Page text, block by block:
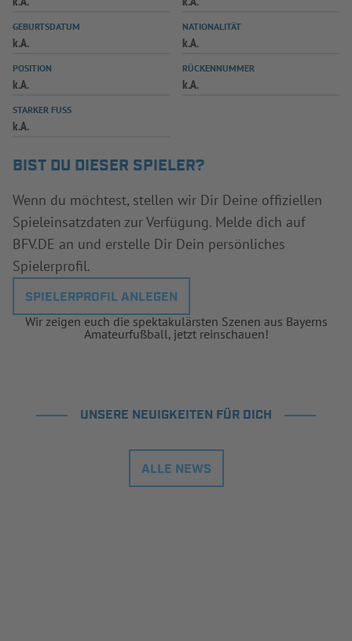
SPIELPLUS
GEBURTSDATUM
k.A.
NATIONALITÄT
k.A.
POSITION
k.A.
RÜCKENNUMMER
k.A.
STARKER FUSS
k.A.
BIST DU DIESER SPIELER?
Wenn du möchtest, stellen wir Dir Deine offiziellen
Spieleinsatzdaten zur Verfügung. Melde dich auf
BFV.DE an und erstelle Dir Dein persönliches
Spielerprofil.
SPIELERPROFIL ANLEGEN
Wir zeigen euch die spektakulärsten Szenen aus Bayerns
Amateurfußball, jetzt reinschauen!
UNSERE NEUIGKEITEN FÜR DICH
ALLE NEWS